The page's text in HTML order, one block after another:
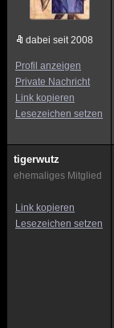
dabei seit 2008
Profil anzeigen
Private Nachricht
Link kopieren
Lesezeichen setzen
tigerwutz
ehemaliges Mitglied
Link kopieren
Lesezeichen setzen